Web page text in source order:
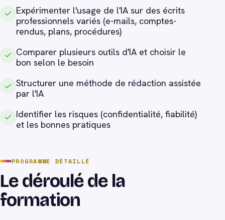
Expérimenter l'usage de l'IA sur des écrits
professionnels variés (e-mails, comptes-
rendus, plans, procédures)
Comparer plusieurs outils d'IA et choisir le
bon selon le besoin
Structurer une méthode de rédaction assistée
par l'IA
Identifier les risques (confidentialité, fiabilité)
et les bonnes pratiques
PROGRAMME DÉTAILLÉ
Le déroulé de la
formation